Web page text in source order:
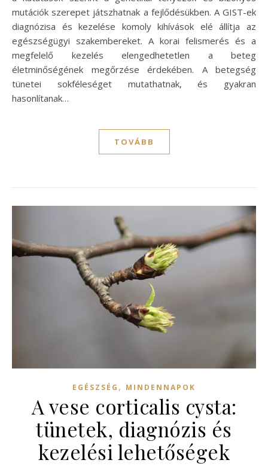
mutációk szerepet játszhatnak a fejlődésükben. A GIST-ek
diagnózisa és kezelése komoly kihívások elé állítja az
egészségügyi szakembereket. A korai felismerés és a
megfelelő kezelés elengedhetetlen a beteg
életminőségének megőrzése érdekében. A betegség
tünetei sokféleséget mutathatnak, és gyakran
hasonlítanak…
TOVÁBB
EGÉSZSÉG , MINDENNAPOK
A vese corticalis cysta:
tünetek, diagnózis és
kezelési lehetőségek